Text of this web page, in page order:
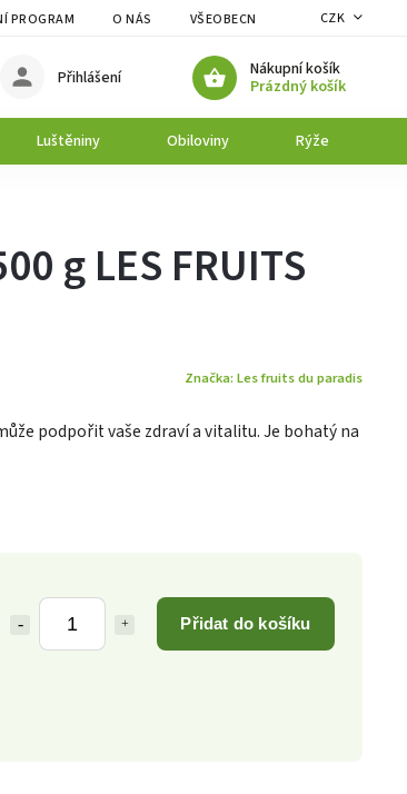
PROGRAM O NÁS VŠEOBECNÉ OBCHODNÍ PODMÍNKY
CZK
Nákupní košík
Prázdný košík
Přihlášení
Luštěniny Obiloviny Rýže
Přidat do košíku
g LES FRUITS
Značka: Les fruits du paradis
podpořit vaše zdraví a vitalitu. Je bohatý na